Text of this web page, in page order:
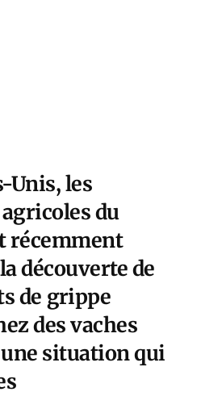
Unis, les
du
récemment
découverte de
de grippe
des vaches
une situation qui